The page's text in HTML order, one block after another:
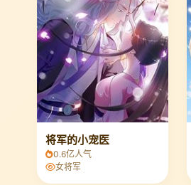
将军的小宠医
0.6亿人气
女将军